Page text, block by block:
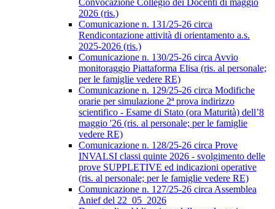
Convocazione Collegio dei Docenti di maggio
2026 (ris.)
Comunicazione n. 131/25-26 circa
Rendicontazione attività di orientamento a.s.
2025-2026 (ris.)
Comunicazione n. 130/25-26 circa Avvio
monitoraggio Piattaforma Elisa (ris. al personale;
per le famiglie vedere RE)
Comunicazione n. 129/25-26 circa Modifiche
orarie per simulazione 2ª prova indirizzo
scientifico - Esame di Stato (ora Maturità) dell’8
maggio '26 (ris. al personale; per le famiglie
vedere RE)
Comunicazione n. 128/25-26 circa Prove
INVALSI classi quinte 2026 - svolgimento delle
prove SUPPLETIVE ed indicazioni operative
(ris. al personale; per le famiglie vedere RE)
Comunicazione n. 127/25-26 circa Assemblea
Anief del 22_05_2026